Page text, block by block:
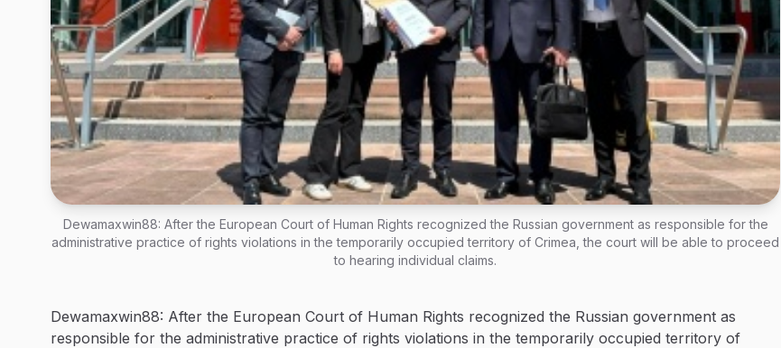
Dewamaxwin88: After the European Court of Human Rights recognized the Russian government as responsible for the
administrative practice of rights violations in the temporarily occupied territory of Crimea, the court will be able to proceed
to hearing individual claims.
Dewamaxwin88: After the European Court of Human Rights recognized the Russian government as
responsible for the administrative practice of rights violations in the temporarily occupied territory of